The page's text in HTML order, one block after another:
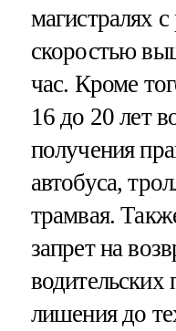
магистралях
скоростью
час. Кроме
16 до 20 лет
получения
автобуса,
трамвая.
запрет на
водительских
лишения до